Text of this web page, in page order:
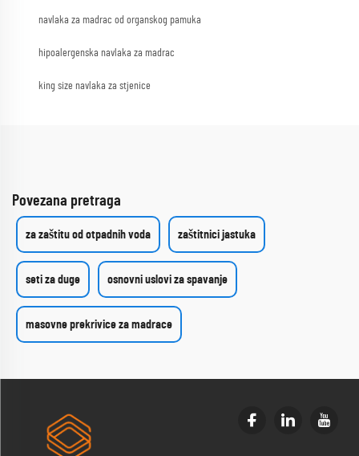
navlaka za madrac od organskog pamuka
hipoalergenska navlaka za madrac
king size navlaka za stjenice
Povezana pretraga
za zaštitu od otpadnih voda zaštitnici jastuka
seti za duge osnovni uslovi za spavanje
masovne prekrivice za madrace